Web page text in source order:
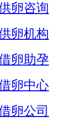
卵咨询
卵机构
卵助孕
卵中心
卵公司